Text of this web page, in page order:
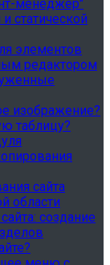
менеджер"
статической
элементов
редактором
изображение?
таблицу?
сайта
области
создание